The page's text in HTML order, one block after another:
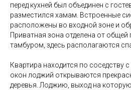
перед кухней был объединен с
разместился хамам. Встроенные
расположены во входной зоне и
Приватная зона отделена от общей
тамбуром, здесь располагаются
Квартира находится по соседству
окон лоджий открываются
деревья. Лоджию, выход на которую